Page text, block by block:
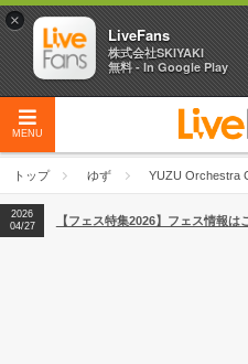
MENU
トップ ゆず YUZU Orchestra
2026
04/27
2026
【ライブ動員ランキング】2026年
2026
04/27
【フェス特集2026】フェス情報は
×
LiveFans
株式会社SKIYAKI
無料 - In Google Play